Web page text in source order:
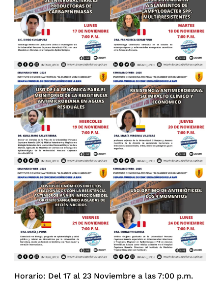
Horario: Del 17 al 23 Noviembre a las 7:00 p.m.